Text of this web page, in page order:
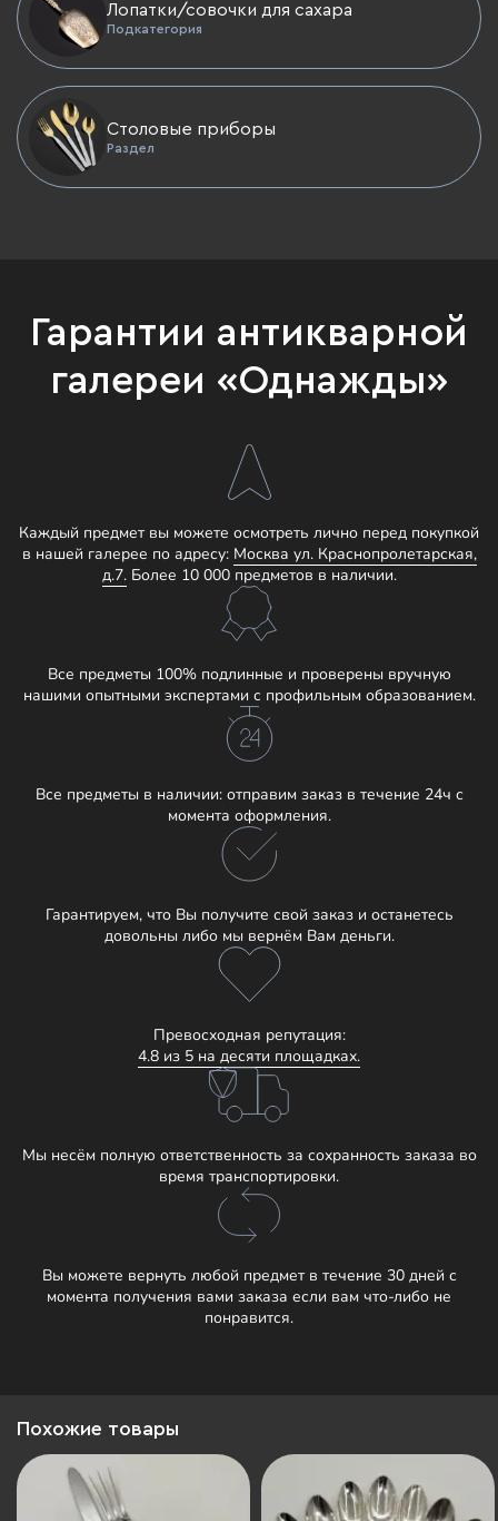
Лопатки/совочки для сахара
Подкатегория
Столовые приборы
Раздел
Гарантии антикварной
галереи «Однажды»
Каждый предмет вы можете осмотреть лично перед покупкой
в нашей галерее по адресу: Москва ул. Краснопролетарская,
д.7.Более 10 000 предметов в наличии.
Все предметы 100% подлинные и проверены вручную
нашими опытными экспертами с профильным образованием.
Все предметы в наличии: отправим заказ в течение 24ч с
момента оформления.
Гарантируем, что Вы получите свой заказ и останетесь
довольны либо мы вернём Вам деньги.
Превосходная репутация:
4.8 из 5 на десяти площадках.
Мы несём полную ответственность за сохранность заказа во
время транспортировки.
Вы можете вернуть любой предмет в течение 30 дней с
момента получения вами заказа если вам что-либо не
понравится.
Похожие товары